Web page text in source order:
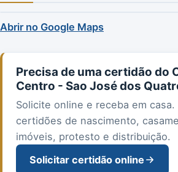
Abrir no Google Maps
Precisa de uma certidão do
Centro - Sao José dos
Solicite online e receba em casa.
certidões de nascimento,
imóveis, protesto e distribuição.
Solicitar certidão online